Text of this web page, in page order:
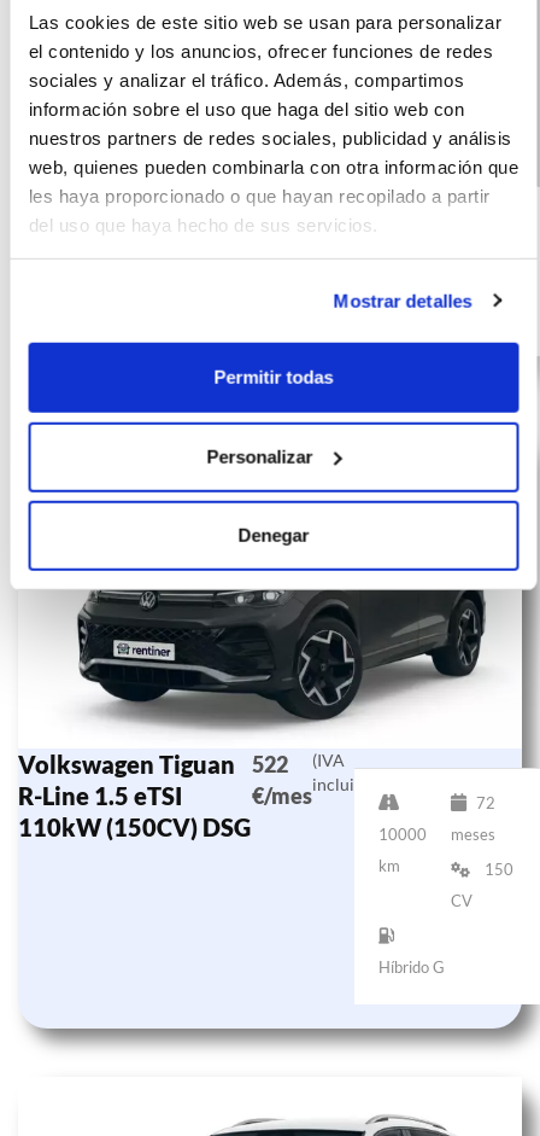
Las cookies de este sitio web se usan para personalizar
el contenido y los anuncios, ofrecer funciones de redes
sociales y analizar el tráfico. Además, compartimos
información sobre el uso que haga del sitio web con
nuestros partners de redes sociales, publicidad y análisis
web, quienes pueden combinarla con otra información que
les haya proporcionado o que hayan recopilado a partir
del uso que haya hecho de sus servicios.
Mostrar detalles
Permitir todas
Personalizar
Denegar
Volkswagen Tiguan
R-Line 1.5 eTSI
(150CV) DSG
545
€/mes
(IVA
incluido)
Volkswagen Tiguan
R-Line 1.5 eTSI
110kW (150CV) DSG
522
€/mes
(IVA
incluido)
10000
km
72
meses
150
CV
Híbrido G